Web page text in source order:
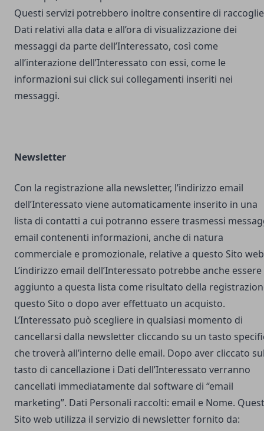
Questi servizi potrebbero inoltre consentire di
Dati relativi alla data e all’ora di visualizzazione dei
messaggi da parte dell’Interessato, così come
all’interazione dell’Interessato con essi, come le
informazioni sui click sui collegamenti inseriti nei
messaggi.
Newsletter
Con la registrazione alla newsletter, l’indirizzo email
dell’Interessato viene automaticamente inserito in una
lista di contatti a cui potranno essere trasmessi
email contenenti informazioni, anche di natura
commerciale e promozionale, relative a questo Sito
L’indirizzo email dell’Interessato potrebbe anche essere
aggiunto a questa lista come risultato della
questo Sito o dopo aver effettuato un acquisto.
L’Interessato può scegliere in qualsiasi momento di
cancellarsi dalla newsletter cliccando su un tasto
che troverà all’interno delle email. Dopo aver cliccato
tasto di cancellazione i Dati dell’Interessato verranno
cancellati immediatamente dal software di “email
marketing”. Dati Personali raccolti: email e Nome.
Sito web utilizza il servizio di newsletter fornito da: